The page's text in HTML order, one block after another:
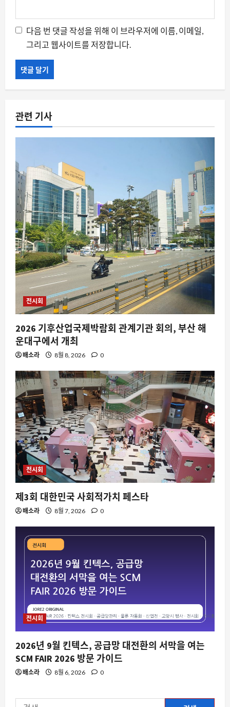
다음 번 댓글 작성을 위해 이 브라우저에 이름, 이메일,
그리고 웹사이트를 저장합니다.
관련 기사
전시회
2026 기후산업국제박람회 관계기관 회의, 부산 해
운대구에서 개최
배소라 8월 8, 2026 0
전시회
제3회 대한민국 사회적가치 페스타
배소라 8월 7, 2026 0
전시회
2026년 9월 킨텍스, 공급망 대전환의 서막을 여는
SCM FAIR 2026 방문 가이드
배소라 8월 6, 2026 0